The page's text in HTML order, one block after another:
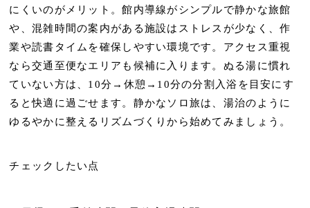
にくいのがメリット。館内導線がシンプルで静かな旅館
や、混雑時間の案内がある施設はストレスが少なく、作
業や読書タイムを確保しやすい環境です。アクセス重視
なら交通至便なエリアも候補に入ります。 ぬる湯に慣れ
ていない方は、10分→休憩→10分の分割入浴 を目安にす
ると快適に過ごせます。静かなソロ旅は、湯治のように
ゆるやかに整えるリズムづくりから始めてみましょう。
チェックしたい点